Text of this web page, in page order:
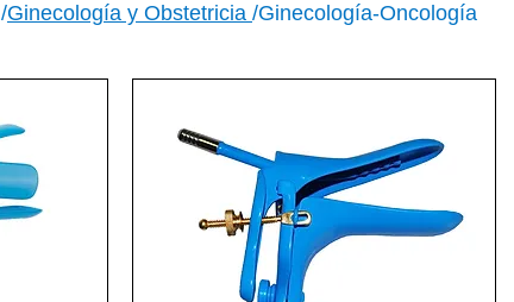
/Ginecología y Obstetricia /Ginecología-Oncología